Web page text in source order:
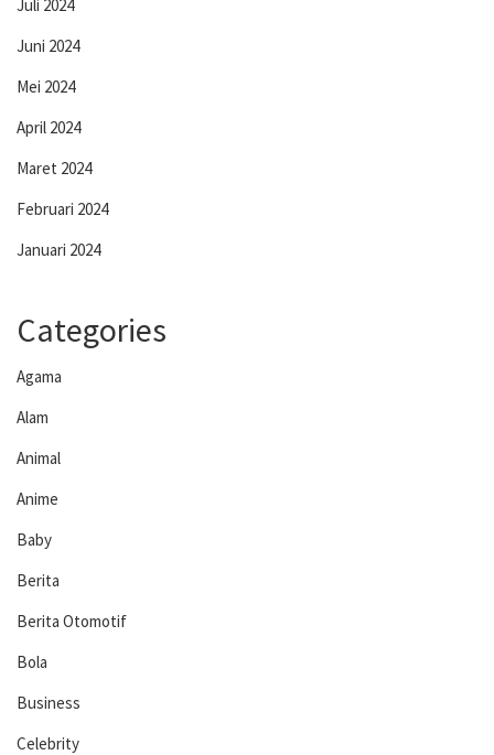
Juli 2024
Juni 2024
Mei 2024
April 2024
Maret 2024
Februari 2024
Januari 2024
Categories
Agama
Alam
Animal
Anime
Baby
Berita
Berita Otomotif
Bola
Business
Celebrity